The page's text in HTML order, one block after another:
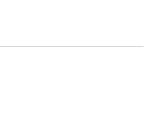
28,57$.